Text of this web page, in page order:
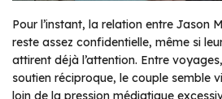
Pour l’instant, la relation entre Jason
reste assez confidentielle, même si
attirent déjà l’attention. Entre
soutien réciproque, le couple semble
loin de la pression médiatique